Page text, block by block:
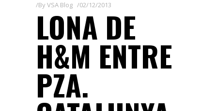
ByVSA Blog 02/12/2013
LONA DE
H&M ENTRE
PZA.